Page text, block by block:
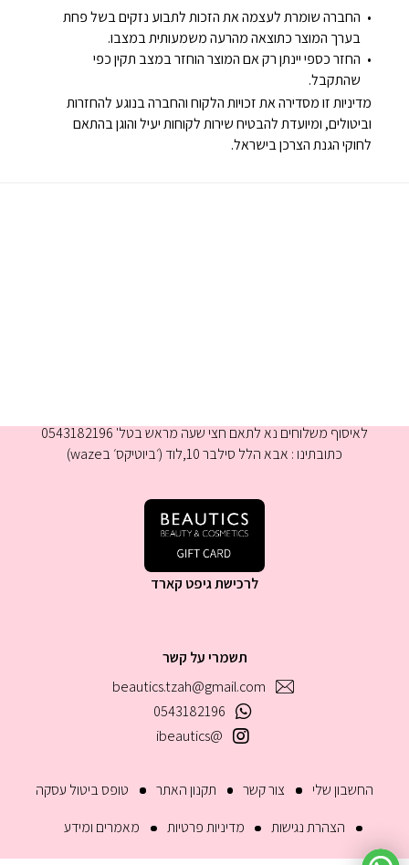
החברה שומרת לעצמה את הזכות לתבוע נזקים בשל פחת
בערך המוצר כתוצאה מהרעה משמעותית במצבו.
החזר כספי יינתן רק אם המוצר הוחזר במצב תקין כפי
שהתקבל.
מדיניות זו מסדירה את זכויות הלקוח והחברה בנוגע להחזרות
וביטולים, ומיועדת להבטיח שירות לקוחות יעיל והוגן בהתאם
לחוקי הגנת הצרכן בישראל.
החשבון שלי צור קשר תקנון האתר
טופס ביטול עסקה
הצהרת נגישות
מדיניות פרטיות מאמרים ומידע
תשמרי על קשר
beautics.tzah@gmail.com
0543182196
@ibeautics
לאיסוף משלוחים נא לתאם חצי שעה מראש בטל' 0543182196
כתובתינו : אבא הלל סילבר 10,לוד (׳ביוטיקס׳ בwaze)
לרכישת גיפט קארד